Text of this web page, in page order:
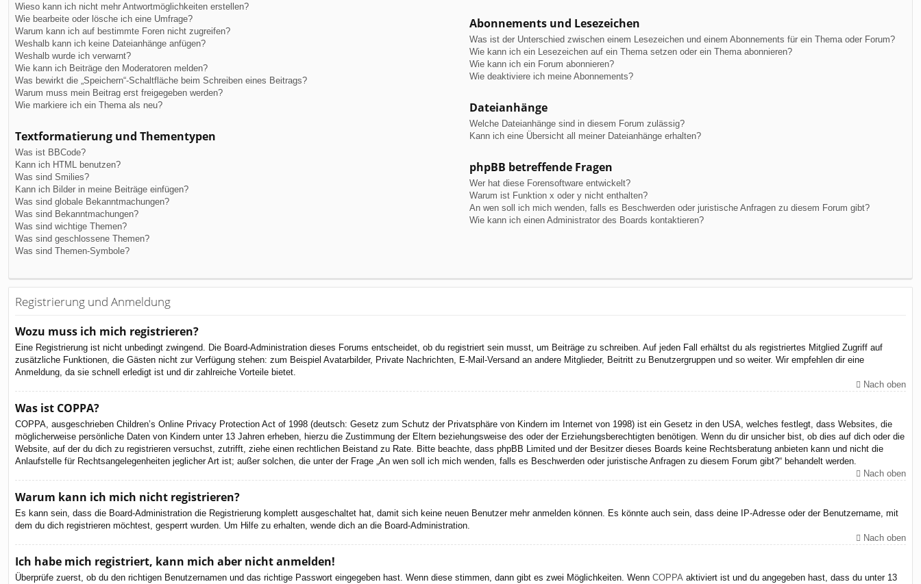
Wieso kann ich nicht mehr Antwortmöglichkeiten erstellen?
Wie bearbeite oder lösche ich eine Umfrage?
Warum kann ich auf bestimmte Foren nicht zugreifen?
Weshalb kann ich keine Dateianhänge anfügen?
Weshalb wurde ich verwarnt?
Wie kann ich Beiträge den Moderatoren melden?
Was bewirkt die „Speichern“-Schaltfläche beim Schreiben eines Beitrags?
Warum muss mein Beitrag erst freigegeben werden?
Wie markiere ich ein Thema als neu?
Textformatierung und Thementypen
Was ist BBCode?
Kann ich HTML benutzen?
Was sind Smilies?
Kann ich Bilder in meine Beiträge einfügen?
Was sind globale Bekanntmachungen?
Was sind Bekanntmachungen?
Was sind wichtige Themen?
Was sind geschlossene Themen?
Was sind Themen-Symbole?
Abonnements und Lesezeichen
Was ist der Unterschied zwischen einem Lesezeichen und einem Abonnements für ein Thema oder Forum?
Wie kann ich ein Lesezeichen auf ein Thema setzen oder ein Thema abonnieren?
Wie kann ich ein Forum abonnieren?
Wie deaktiviere ich meine Abonnements?
Dateianhänge
Welche Dateianhänge sind in diesem Forum zulässig?
Kann ich eine Übersicht all meiner Dateianhänge erhalten?
phpBB betreffende Fragen
Wer hat diese Forensoftware entwickelt?
Warum ist Funktion x oder y nicht enthalten?
An wen soll ich mich wenden, falls es Beschwerden oder juristische Anfragen zu diesem Forum gibt?
Wie kann ich einen Administrator des Boards kontaktieren?
Registrierung und Anmeldung
Wozu muss ich mich registrieren?
Eine Registrierung ist nicht unbedingt zwingend. Die Board-Administration dieses Forums entscheidet, ob du registriert sein musst, um Beiträge zu schreiben. Auf jeden Fall erhältst du als registriertes Mitglied Zugriff auf
zusätzliche Funktionen, die Gästen nicht zur Verfügung stehen: zum Beispiel Avatarbilder, Private Nachrichten, E-Mail-Versand an andere Mitglieder, Beitritt zu Benutzergruppen und so weiter. Wir empfehlen dir eine
Anmeldung, da sie schnell erledigt ist und dir zahlreiche Vorteile bietet.
Nach oben
Was ist COPPA?
COPPA, ausgeschrieben Children’s Online Privacy Protection Act of 1998 (deutsch: Gesetz zum Schutz der Privatsphäre von Kindern im Internet von 1998) ist ein Gesetz in den USA, welches festlegt, dass Websites, die
möglicherweise persönliche Daten von Kindern unter 13 Jahren erheben, hierzu die Zustimmung der Eltern beziehungsweise des oder der Erziehungsberechtigten benötigen. Wenn du dir unsicher bist, ob dies auf dich oder die
Website, auf der du dich zu registrieren versuchst, zutrifft, ziehe einen rechtlichen Beistand zu Rate. Bitte beachte, dass phpBB Limited und der Besitzer dieses Boards keine Rechtsberatung anbieten kann und nicht die
Anlaufstelle für Rechtsangelegenheiten jeglicher Art ist; außer solchen, die unter der Frage „An wen soll ich mich wenden, falls es Beschwerden oder juristische Anfragen zu diesem Forum gibt?“ behandelt werden.
Nach oben
Warum kann ich mich nicht registrieren?
Es kann sein, dass die Board-Administration die Registrierung komplett ausgeschaltet hat, damit sich keine neuen Benutzer mehr anmelden können. Es könnte auch sein, dass deine IP-Adresse oder der Benutzername, mit
dem du dich registrieren möchtest, gesperrt wurden. Um Hilfe zu erhalten, wende dich an die Board-Administration.
Nach oben
Ich habe mich registriert, kann mich aber nicht anmelden!
Überprüfe zuerst, ob du den richtigen Benutzernamen und das richtige Passwort eingegeben hast. Wenn diese stimmen, dann gibt es zwei Möglichkeiten. Wenn COPPA aktiviert ist und du angegeben hast, dass du unter 13